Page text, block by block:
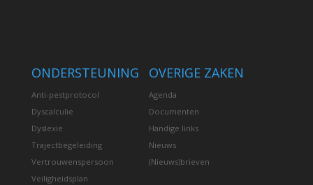
ONDERSTEUNING
Anti-pestprotocol
Dyscalculie
Dyslexie
Trajectbegeleiding
Vertrouwenspersoon
Veiligheidsplan
OVERIGE ZAKEN
Agenda
Documenten
Handige links
Nieuws
(Nieuws)brieven